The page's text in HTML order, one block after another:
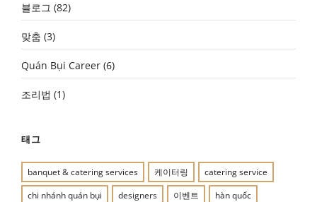
블로그 (82)
맞춤 (3)
Quán Bụi Career (6)
조리법 (1)
태그
banquet & catering services 케이터링
catering service
chi nhánh quán bụi
designers 이벤트
hàn quốc